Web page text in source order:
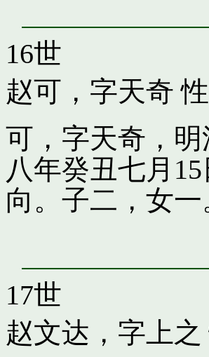
16世
赵可，字天奇
可，字天奇，
八年癸丑七月
向。子二，女一
17世
赵文达，字上之